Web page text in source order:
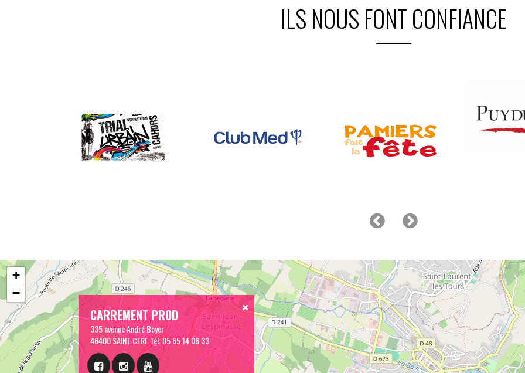
ILS NOUS FONT CONFIANCE
CARREMENT PROD
335 avenue André Boyer
46400 SAINT CERETél:05 65 14 06 33
+
−